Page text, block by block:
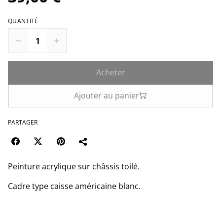
QUANTITÉ
Acheter
Ajouter au panier
PARTAGER
Peinture acrylique sur châssis toilé.
Cadre type caisse américaine blanc.